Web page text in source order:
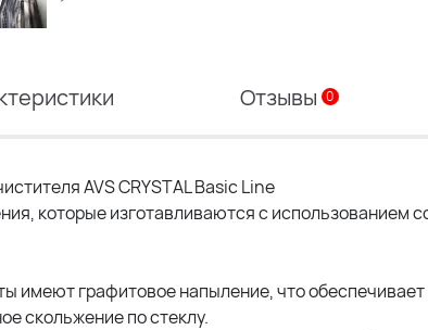
Отзывы 0
AVS CRYSTAL Basic Line
которые изготавливаются с использованием
имеют графитовое напыление, что
скольжение по стеклу.